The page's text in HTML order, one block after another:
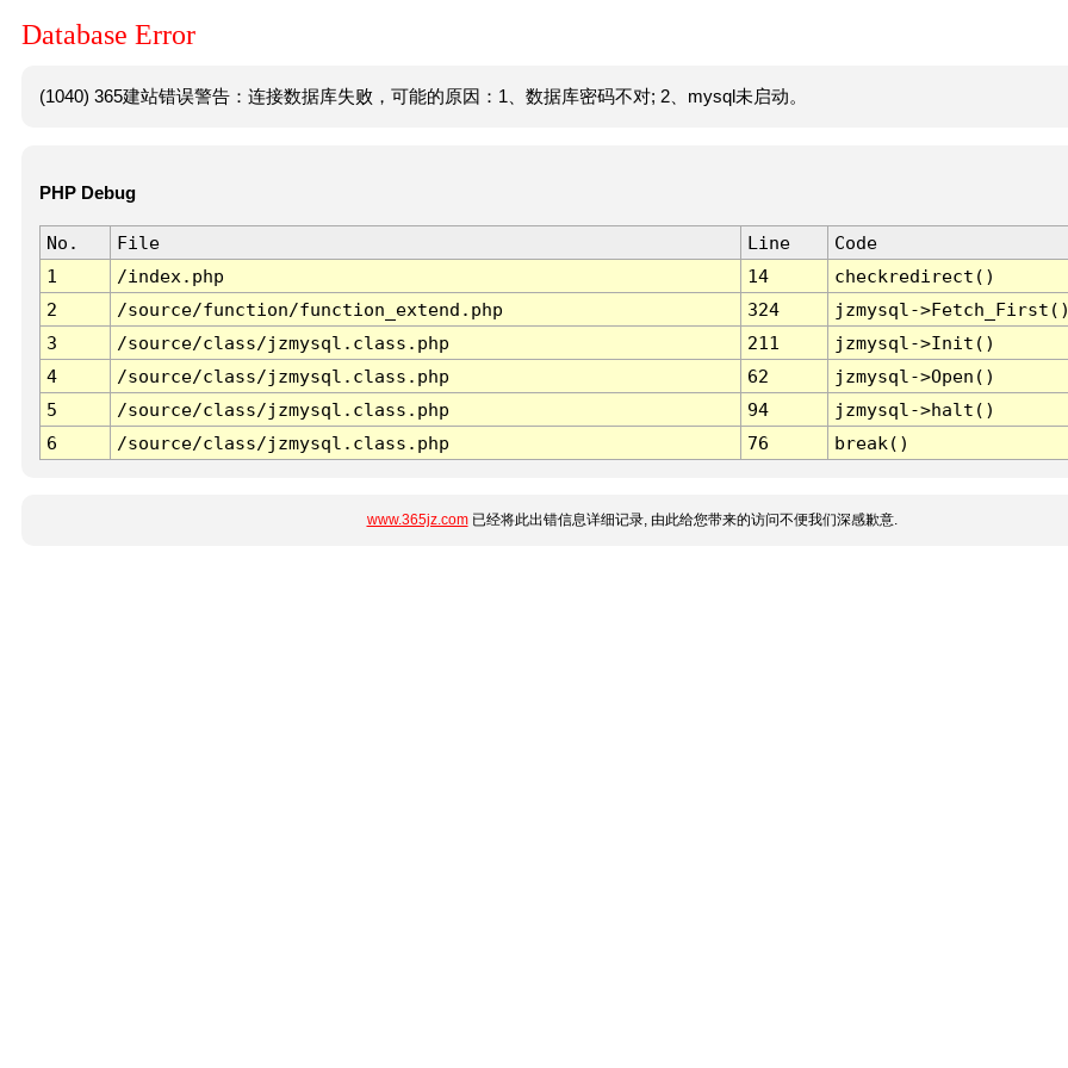
Database Error
(1040) 365建站错误警告：连接数据库失败，可能的原因：1、数据库密码不对; 2、mysql未启动。
PHP Debug
No. File Line
Code
1
/index.php 14
checkredirect()
2
/source/function/function_extend.php 324
jzmysql-
3
/source/class/jzmysql.class.php 211
jzmysql->Init()
4
/source/class/jzmysql.class.php 62
jzmysql->Open()
5
/source/class/jzmysql.class.php 94
jzmysql->halt()
6
/source/class/jzmysql.class.php 76 break()
www.365jz.com已经将此出错信息详细记录, 由此给您带来的访问不便我们深感歉意.